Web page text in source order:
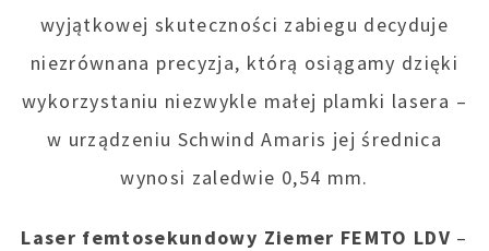
wyjątkowej skuteczności zabiegu decyduje
niezrównana precyzja, którą osiągamy dzięki
wykorzystaniu niezwykle małej plamki lasera –
w urządzeniu Schwind Amaris jej średnica
wynosi zaledwie 0,54 mm.
Laser femtosekundowy Ziemer FEMTO LDV –